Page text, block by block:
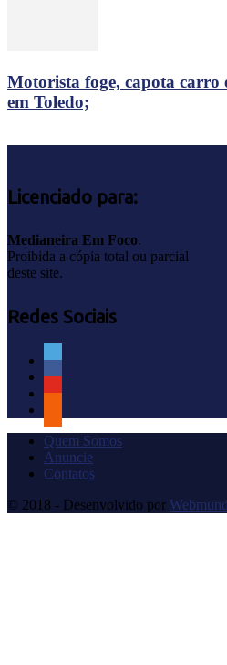
Motorista foge, capota carro
em Toledo;
Licenciado para:
Medianeira Em Foco.
Proibida a cópia total ou parcial
deste site.
Redes Sociais
Quem Somos
Anuncie
Contatos
© 2018 - Desenvolvido por